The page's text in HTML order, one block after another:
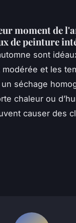
moment de
de peinture
sont
modérée et les
séchage
chaleur ou
causer des